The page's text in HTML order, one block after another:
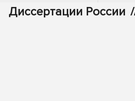
Диссертации России